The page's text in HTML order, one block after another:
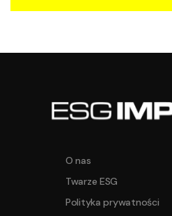
O nas
Twarze ESG
Polityka prywatności